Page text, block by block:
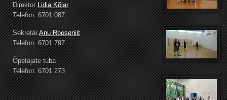
DirektorLidia Kõlar
Telefon: 6701 087
SekretärAnu Rooseniit
Telefon: 6701 797
Õpetajate tuba
Telefon: 6701 273